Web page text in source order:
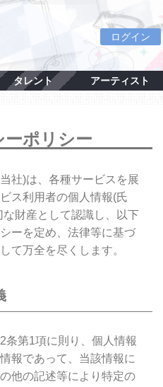
ログイン
タレント アーティスト
ポリシー
社)は、各種サービスを展
ス利用者の個人情報(氏
財産として認識し、以下
ーを定め、法律等に基づ
て万全を尽くします。
条第1項に則り、個人情報
報であって、当該情報に
他の記述等により特定の